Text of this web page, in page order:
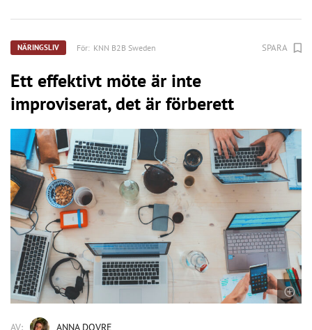
NÄRINGSLIV För: KNN B2B Sweden SPARA
Ett effektivt möte är inte
improviserat, det är förberett
AV: ANNA DOVRE